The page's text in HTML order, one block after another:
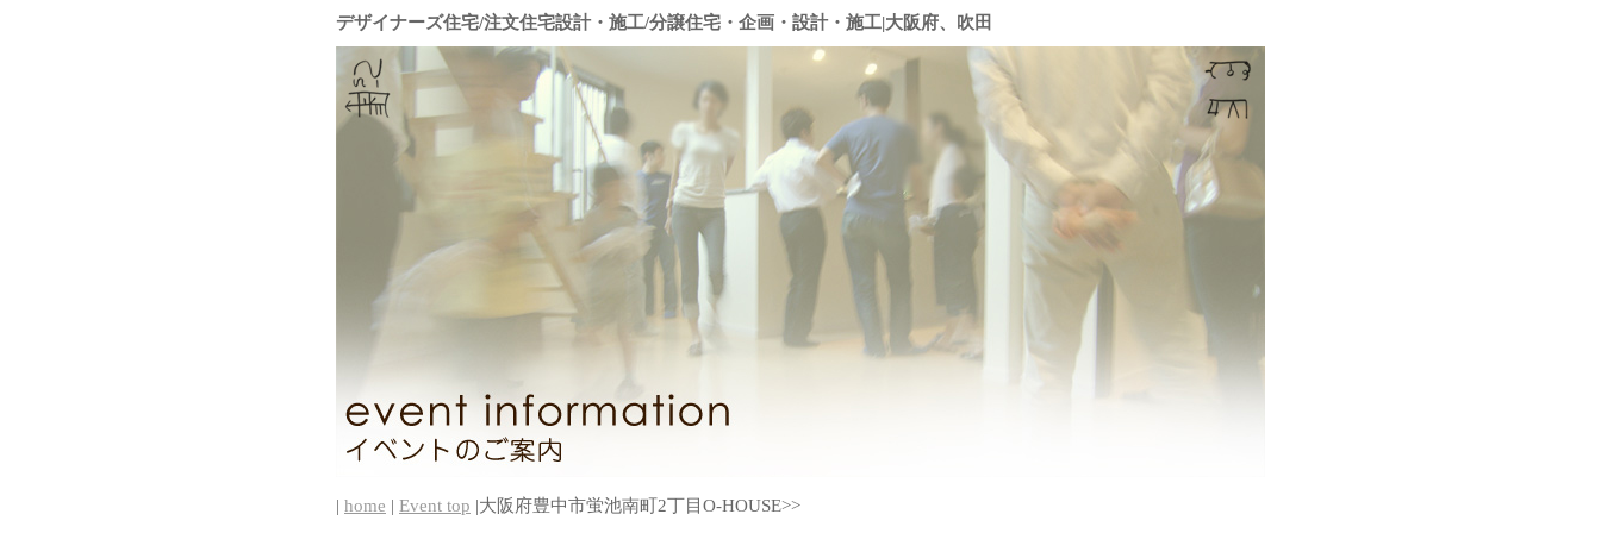
デザイナーズ住宅/注文住宅設計・施工/分譲住宅・企画・設計・施工|大阪府、吹田
| home | Event top |大阪府豊中市蛍池南町2丁目O-HOUSE>>